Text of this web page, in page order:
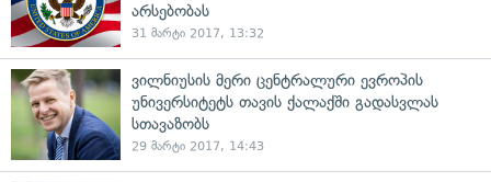
არსებობას
31 მარტი 2017, 13:32
ვილნიუსის მერი ცენტრალური ევროპის
უნივერსიტეტს თავის ქალაქში გადასვლას
სთავაზობს
29 მარტი 2017, 14:43